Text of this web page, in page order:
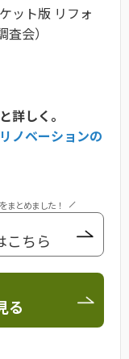
ット版 リフォ
会）
詳しく。
ノベーションの
まとめました！
こちら
る